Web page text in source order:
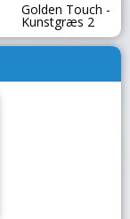
Golden Touch -
Kunstgræs 2